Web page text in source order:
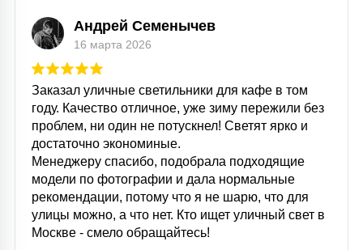
Андрей Семенычев
16 марта 2026
Заказал уличные светильники для кафе в том
году. Качество отличное, уже зиму пережили без
проблем, ни один не потускнел! Светят ярко и
достаточно экономиные.
Менеджеру спасибо, подобрала подходящие
модели по фотографии и дала нормальные
рекомендации, потому что я не шарю, что для
улицы можно, а что нет. Кто ищет уличный свет в
Москве - смело обращайтесь!